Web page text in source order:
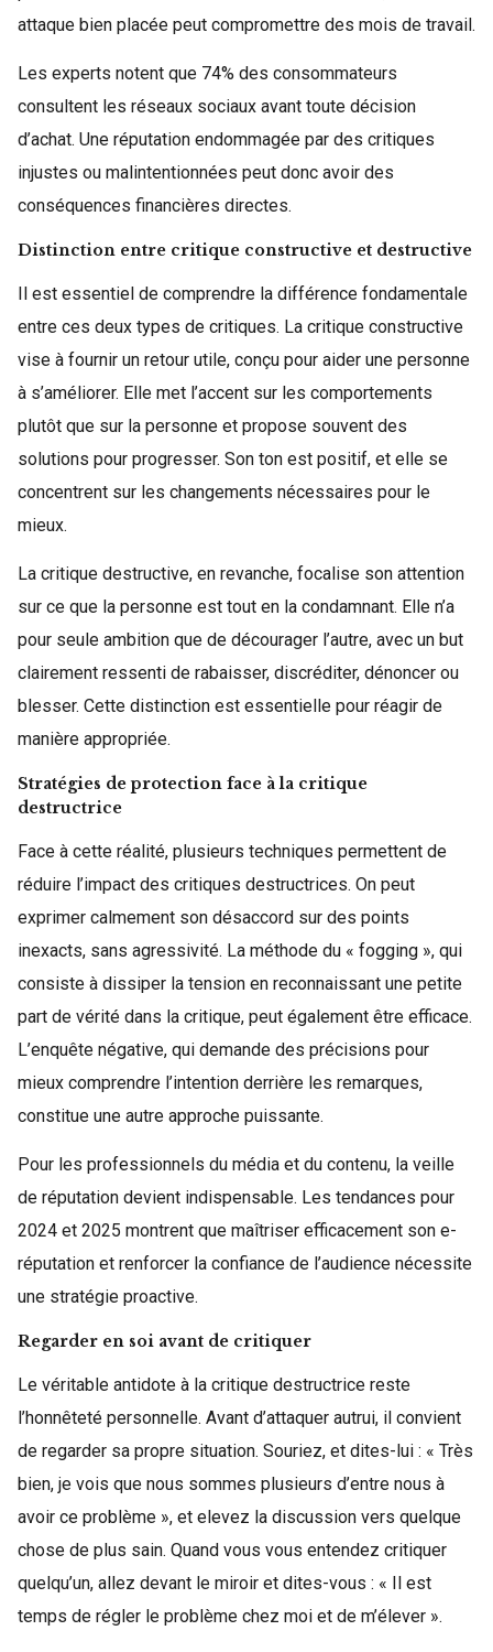
attaque bien placée peut compromettre des mois de travail.
Les experts notent que 74% des consommateurs
consultent les réseaux sociaux avant toute décision
d’achat. Une réputation endommagée par des critiques
injustes ou malintentionnées peut donc avoir des
conséquences financières directes.
Distinction entre critique constructive et destructive
Il est essentiel de comprendre la différence fondamentale
entre ces deux types de critiques. La critique constructive
vise à fournir un retour utile, conçu pour aider une personne
à s’améliorer. Elle met l’accent sur les comportements
plutôt que sur la personne et propose souvent des
solutions pour progresser. Son ton est positif, et elle se
concentrent sur les changements nécessaires pour le
mieux.
La critique destructive, en revanche, focalise son attention
sur ce que la personne est tout en la condamnant. Elle n’a
pour seule ambition que de décourager l’autre, avec un but
clairement ressenti de rabaisser, discréditer, dénoncer ou
blesser. Cette distinction est essentielle pour réagir de
manière appropriée.
Stratégies de protection face à la critique
destructrice
Face à cette réalité, plusieurs techniques permettent de
réduire l’impact des critiques destructrices. On peut
exprimer calmement son désaccord sur des points
inexacts, sans agressivité. La méthode du « fogging », qui
consiste à dissiper la tension en reconnaissant une petite
part de vérité dans la critique, peut également être efficace.
L’enquête négative, qui demande des précisions pour
mieux comprendre l’intention derrière les remarques,
constitue une autre approche puissante.
Pour les professionnels du média et du contenu, la veille
de réputation devient indispensable. Les tendances pour
2024 et 2025 montrent que maîtriser efficacement son e-
réputation et renforcer la confiance de l’audience nécessite
une stratégie proactive.
Regarder en soi avant de critiquer
Le véritable antidote à la critique destructrice reste
l’honnêteté personnelle. Avant d’attaquer autrui, il convient
de regarder sa propre situation. Souriez, et dites-lui : « Très
bien, je vois que nous sommes plusieurs d’entre nous à
avoir ce problème », et elevez la discussion vers quelque
chose de plus sain. Quand vous vous entendez critiquer
quelqu’un, allez devant le miroir et dites-vous : « Il est
temps de régler le problème chez moi et de m’élever ».